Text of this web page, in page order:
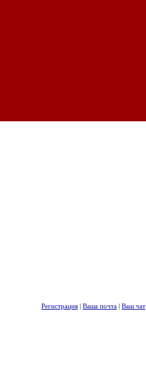
Регистрация | Ваша почта | Ваш чат